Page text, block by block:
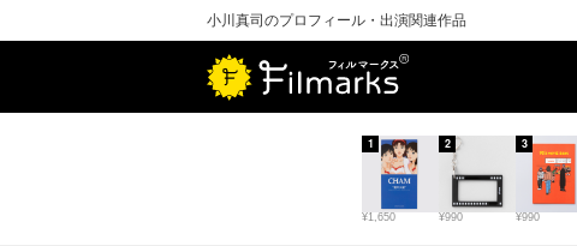
小川真司のプロフィール・出演関連作品
¥1,650
1
¥990
2
¥990
3